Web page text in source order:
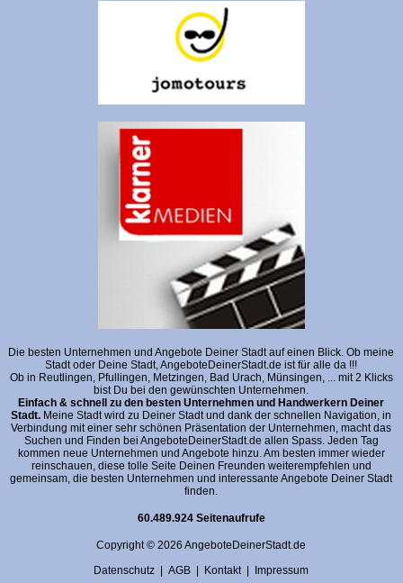
Die besten Unternehmen und Angebote Deiner Stadt auf einen Blick. Ob meine
Stadt oder Deine Stadt, AngeboteDeinerStadt.de ist für alle da !!!
Ob in Reutlingen, Pfullingen, Metzingen, Bad Urach, Münsingen, ... mit 2 Klicks
bist Du bei den gewünschten Unternehmen.
Einfach & schnell zu den besten Unternehmen und Handwerkern Deiner
Stadt. Meine Stadt wird zu Deiner Stadt und dank der schnellen Navigation, in
Verbindung mit einer sehr schönen Präsentation der Unternehmen, macht das
Suchen und Finden bei AngeboteDeinerStadt.de allen Spass. Jeden Tag
kommen neue Unternehmen und Angebote hinzu. Am besten immer wieder
reinschauen, diese tolle Seite Deinen Freunden weiterempfehlen und
gemeinsam, die besten Unternehmen und interessante Angebote Deiner Stadt
finden.
60.489.924 Seitenaufrufe
Copyright © 2026 AngeboteDeinerStadt.de
Datenschutz |AGB | Kontakt| Impressum